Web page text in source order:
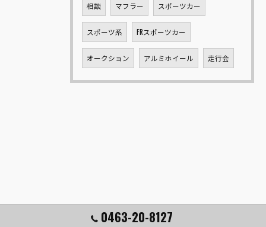
相談 マフラー スポーツカー
スポーツ系 FRスポーツカー
オークション アルミホイール 走行会
0463-20-8127